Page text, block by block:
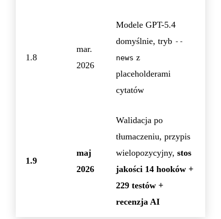
1.8
mar.
2026
Modele GPT-5.4
domyślnie, tryb --
news z
placeholderami
cytatów
1.9
maj
2026
Walidacja po
tłumaczeniu, przypis
wielopozycyjny, stos
jakości 14 hooków +
229 testów +
recenzja AI